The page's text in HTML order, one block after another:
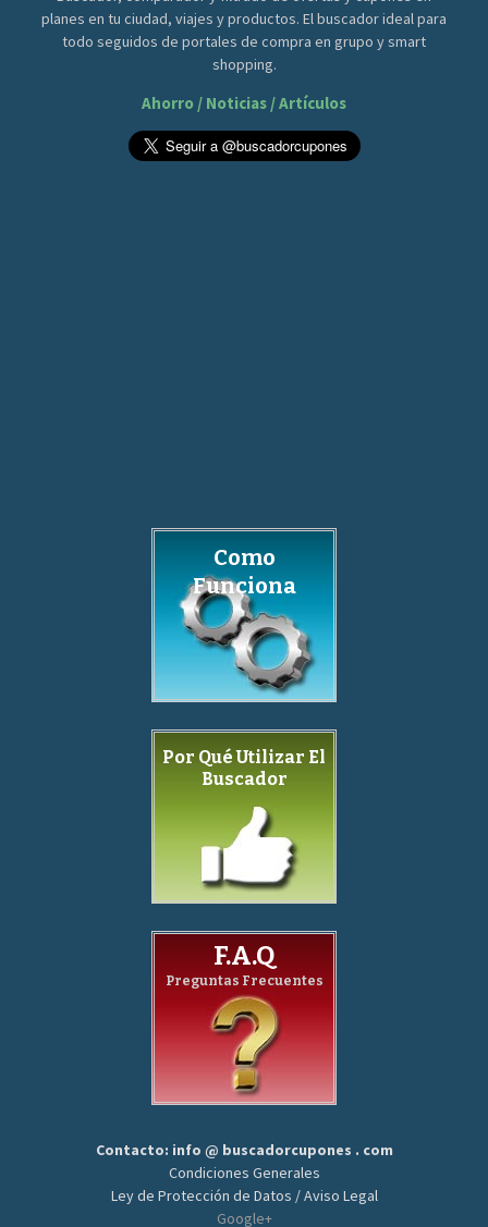
planes en tu ciudad, viajes y productos. El buscador ideal para
todo seguidos de portales de compra en grupo y smart
shopping.
Ahorro / Noticias / Artículos
Como
Funciona
Por Qué Utilizar El
Buscador
F.A.Q
Preguntas Frecuentes
Contacto: info @ buscadorcupones . com
Condiciones Generales
Ley de Protección de Datos / Aviso Legal
Google+